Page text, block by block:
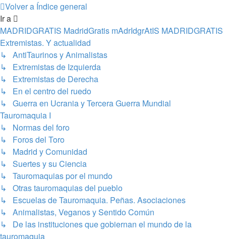
Volver a Índice general
Ir a
MADRIDGRATIS MadridGratis mAdrIdgrAtIS MADRIDGRATIS
Extremistas. Y actualidad
↳ AntiTaurinos y Animalistas
↳ Extremistas de Izquierda
↳ Extremistas de Derecha
↳ En el centro del ruedo
↳ Guerra en Ucrania y Tercera Guerra Mundial
Tauromaquia I
↳ Normas del foro
↳ Foros del Toro
↳ Madrid y Comunidad
↳ Suertes y su Ciencia
↳ Tauromaquias por el mundo
↳ Otras tauromaquias del pueblo
↳ Escuelas de Tauromaquia. Peñas. Asociaciones
↳ Animalistas, Veganos y Sentido Común
↳ De las instituciones que gobiernan el mundo de la
tauromaquia